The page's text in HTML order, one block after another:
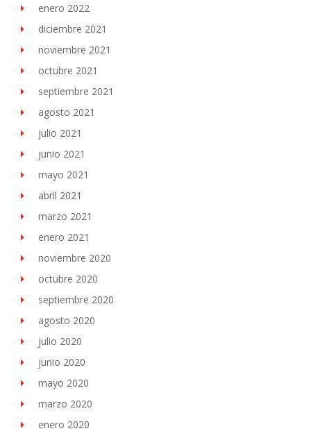
enero 2022
diciembre 2021
noviembre 2021
octubre 2021
septiembre 2021
agosto 2021
julio 2021
junio 2021
mayo 2021
abril 2021
marzo 2021
enero 2021
noviembre 2020
octubre 2020
septiembre 2020
agosto 2020
julio 2020
junio 2020
mayo 2020
marzo 2020
enero 2020